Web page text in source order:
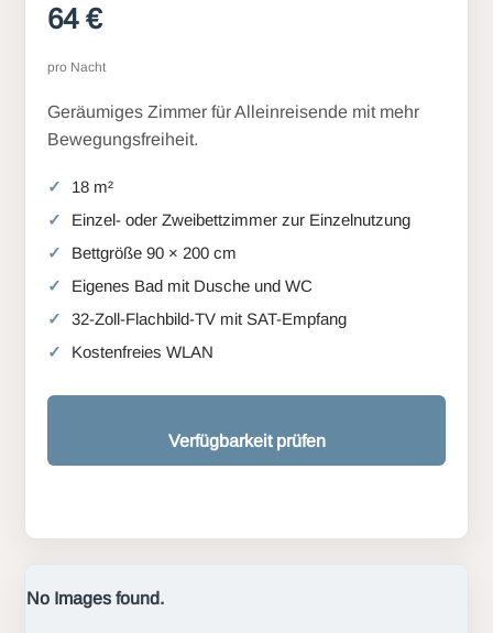
64 €
pro Nacht
Geräumiges Zimmer für Alleinreisende mit mehr
Bewegungsfreiheit.
18 m²
Einzel- oder Zweibettzimmer zur Einzelnutzung
Bettgröße 90 × 200 cm
Eigenes Bad mit Dusche und WC
32-Zoll-Flachbild-TV mit SAT-Empfang
Kostenfreies WLAN
Verfügbarkeit prüfen
No Images found.